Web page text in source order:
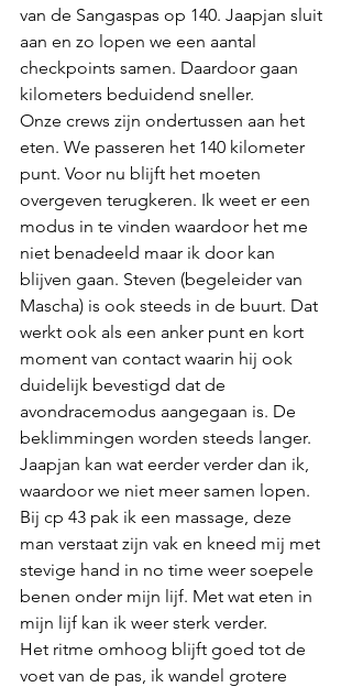
van de Sangaspas op 140. Jaapjan sluit
aan en zo lopen we een aantal
checkpoints samen. Daardoor gaan
kilometers beduidend sneller.
Onze crews zijn ondertussen aan het
eten. We passeren het 140 kilometer
punt. Voor nu blijft het moeten
overgeven terugkeren. Ik weet er een
modus in te vinden waardoor het me
niet benadeeld maar ik door kan
blijven gaan. Steven (begeleider van
Mascha) is ook steeds in de buurt. Dat
werkt ook als een anker punt en kort
moment van contact waarin hij ook
duidelijk bevestigd dat de
avondracemodus aangegaan is. De
beklimmingen worden steeds langer.
Jaapjan kan wat eerder verder dan ik,
waardoor we niet meer samen lopen.
Bij cp 43 pak ik een massage, deze
man verstaat zijn vak en kneed mij met
stevige hand in no time weer soepele
benen onder mijn lijf. Met wat eten in
mijn lijf kan ik weer sterk verder.
Het ritme omhoog blijft goed tot de
voet van de pas, ik wandel grotere